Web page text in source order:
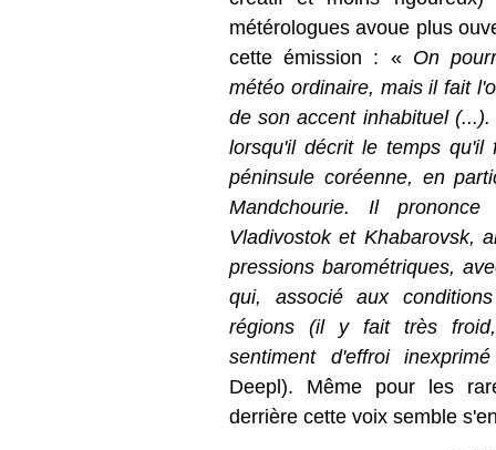
métérologues avoue plus
cette émission : « On
météo ordinaire, mais il fait
de son accent inhabituel
lorsqu'il décrit le temps
péninsule coréenne, en
Mandchourie. Il
Vladivostok et Khabarovsk,
pressions barométriques,
qui, associé aux
régions (il y fait très
sentiment d'effroi
Deepl). Même pour les
derrière cette voix semble